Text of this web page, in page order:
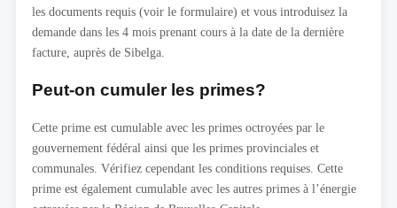
les documents requis (voir le formulaire) et vous introduisez la
demande dans les 4 mois prenant cours à la date de la dernière
facture, auprès de Sibelga.
Peut-on cumuler les primes?
Cette prime est cumulable avec les primes octroyées par le
gouvernement fédéral ainsi que les primes provinciales et
communales. Vérifiez cependant les conditions requises. Cette
prime est également cumulable avec les autres primes à l’énergie